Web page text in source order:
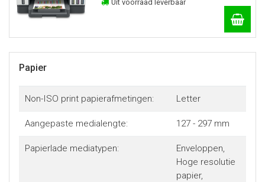
Uit voorraad leverbaar
Papier
Non-ISO print papierafmetingen: Letter
Aangepaste medialengte: 127 - 297 mm
Papierlade mediatypen:
Enveloppen,
Hoge resolutie
papier,